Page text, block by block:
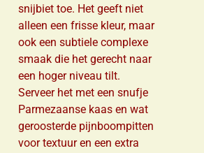
snijbiet toe. Het geeft niet
alleen een frisse kleur, maar
ook een subtiele complexe
smaak die het gerecht naar
een hoger niveau tilt.
Serveer het met een snufje
Parmezaanse kaas en wat
geroosterde pijnboompitten
voor textuur en een extra